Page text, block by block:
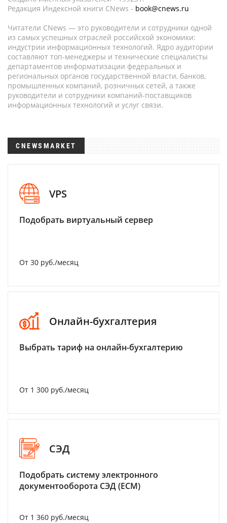
Редакция Индексной книги CNews - book@cnews.ru
Читатели CNews — это руководители и сотрудники одной
из самых успешных отраслей российской экономики:
индустрии информационных технологий. Ядро аудитории
составляют топ-менеджеры и технические специалисты
департаментов информатизации федеральных и
региональных органов государственной власти, банков,
промышленных компаний, розничных сетей, а также
руководители и сотрудники компаний-поставщиков
информационных технологий и услуг связи.
CNEWSMARKET
VPS
Подобрать виртуальный сервер
От 30 руб./месяц
Онлайн-бухгалтерия
Выбрать тариф на онлайн-бухгалтерию
От 1 300 руб./месяц
СЭД
Подобрать систему электронного
документооборота СЭД (ECM)
От 1 360 руб./месяц